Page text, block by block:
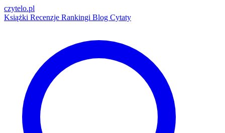
czytelo.pl
Książki Recenzje Rankingi Blog Cytaty